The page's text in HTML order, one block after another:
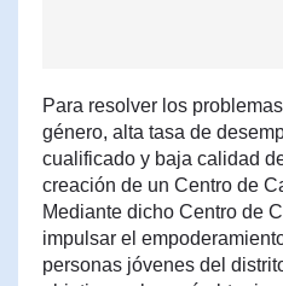
Para resolver los
género, alta tasa de
cualificado y baja calidad
creación de un Centro de
Mediante dicho Centro de
impulsar el
personas jóvenes del